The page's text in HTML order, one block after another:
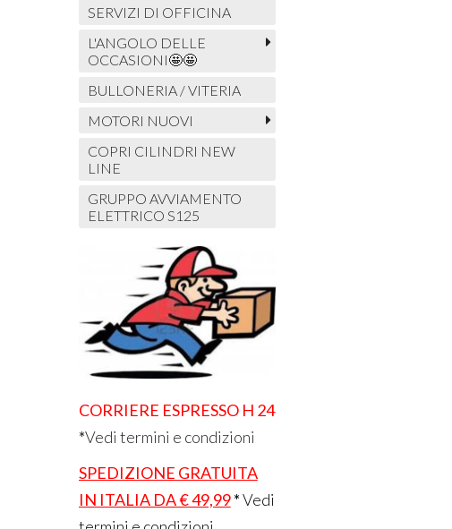
SERVIZI DI OFFICINA
L'ANGOLO DELLE
OCCASIONI🤩🤩
BULLONERIA / VITERIA
MOTORI NUOVI
COPRI CILINDRI NEW
LINE
GRUPPO AVVIAMENTO
ELETTRICO S125
CORRIERE ESPRESSO H 24
*Vedi termini e condizioni
SPEDIZIONE GRATUITA
IN ITALIA DA € 49,99*Vedi